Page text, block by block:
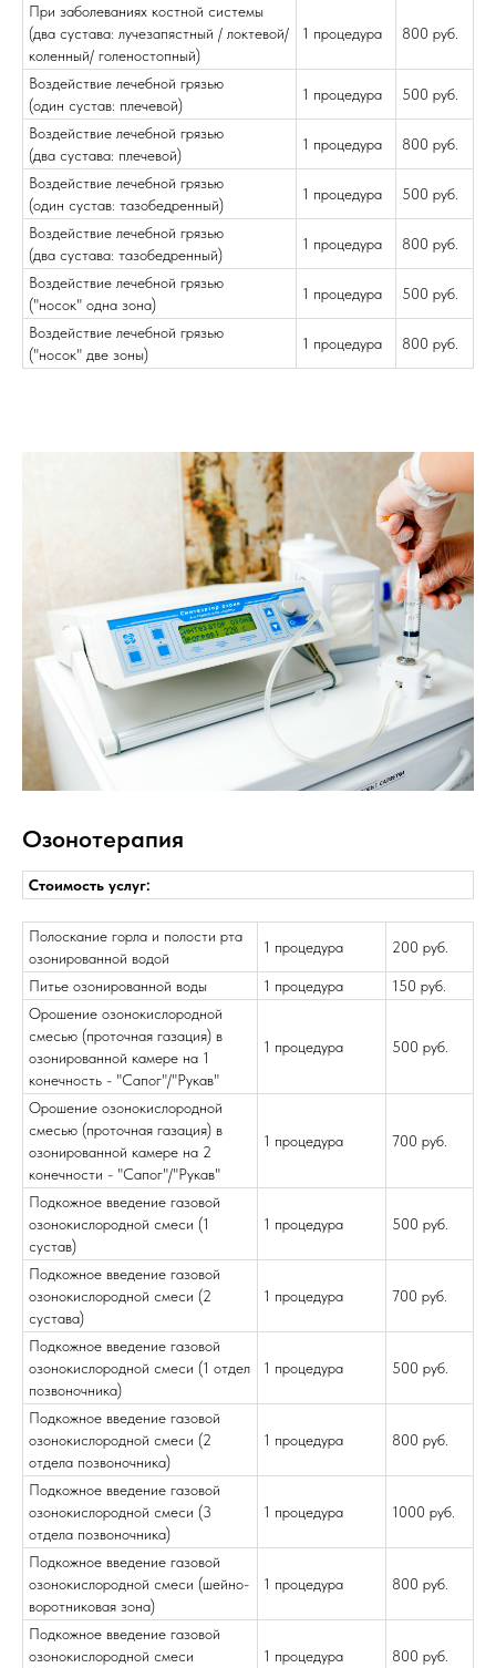
При заболеваниях костной системы
(два сустава: лучезапястный / локтевой/
коленный/ голеностопный)
1 процедура 800 руб.
Воздействие лечебной грязью
(один сустав: плечевой)
1 процедура 500 руб.
Воздействие лечебной грязью
(два сустава: плечевой)
1 процедура 800 руб.
Воздействие лечебной грязью
(один сустав: тазобедренный)
1 процедура 500 руб.
Воздействие лечебной грязью
(два сустава: тазобедренный)
1 процедура 800 руб.
Воздействие лечебной грязью
("носок" одна зона)
1 процедура 500 руб.
Воздействие лечебной грязью
("носок" две зоны)
1 процедура 800 руб.
Озонотерапия
Стоимость услуг:
Полоскание горла и полости рта
озонированной водой
1 процедура 200 руб.
Питье озонированной воды 1 процедура
150 руб.
Орошение озонокислородной
смесью (проточная газация) в
озонированной камере на 1
конечность - "Сапог"/"Рукав"
1 процедура 500 руб.
Орошение озонокислородной
смесью (проточная газация) в
озонированной камере на 2
конечности - "Сапог"/"Рукав"
1 процедура 700 руб.
Подкожное введение газовой
озонокислородной смеси (1
сустав)
1 процедура 500 руб.
Подкожное введение газовой
озонокислородной смеси (2
сустава)
1 процедура 700 руб.
Подкожное введение газовой
озонокислородной смеси (1 отдел
позвоночника)
1 процедура 500 руб.
Подкожное введение газовой
озонокислородной смеси (2
отдела позвоночника)
1 процедура 800 руб.
Подкожное введение газовой
озонокислородной смеси (3
отдела позвоночника)
1 процедура 1000 руб.
Подкожное введение газовой
озонокислородной смеси (шейно-
воротниковая зона)
1 процедура 800 руб.
Подкожное введение газовой
озонокислородной смеси
1 процедура 800 руб.